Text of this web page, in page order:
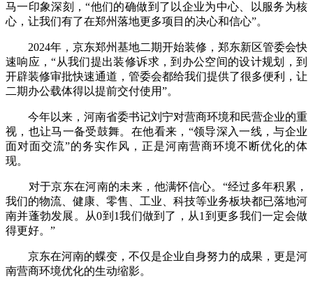
马一印象深刻，“他们的确做到了以企业为中心、以服务为核
心，让我们有了在郑州落地更多项目的决心和信心”。
2024年，京东郑州基地二期开始装修，郑东新区管委会快
速响应，“从我们提出装修诉求，到办公空间的设计规划，到
开辟装修审批快速通道，管委会都给我们提供了很多便利，让
二期办公载体得以提前交付使用”。
今年以来，河南省委书记刘宁对营商环境和民营企业的重
视，也让马一备受鼓舞。在他看来，“领导深入一线，与企业
面对面交流”的务实作风，正是河南营商环境不断优化的体
现。
对于京东在河南的未来，他满怀信心。“经过多年积累，
我们的物流、健康、零售、工业、科技等业务板块都已落地河
南并蓬勃发展。从0到1我们做到了，从1到更多我们一定会做
得更好。”
京东在河南的蝶变，不仅是企业自身努力的成果，更是河
南营商环境优化的生动缩影。